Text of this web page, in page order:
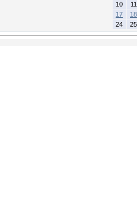
10
11
17
18
24
25